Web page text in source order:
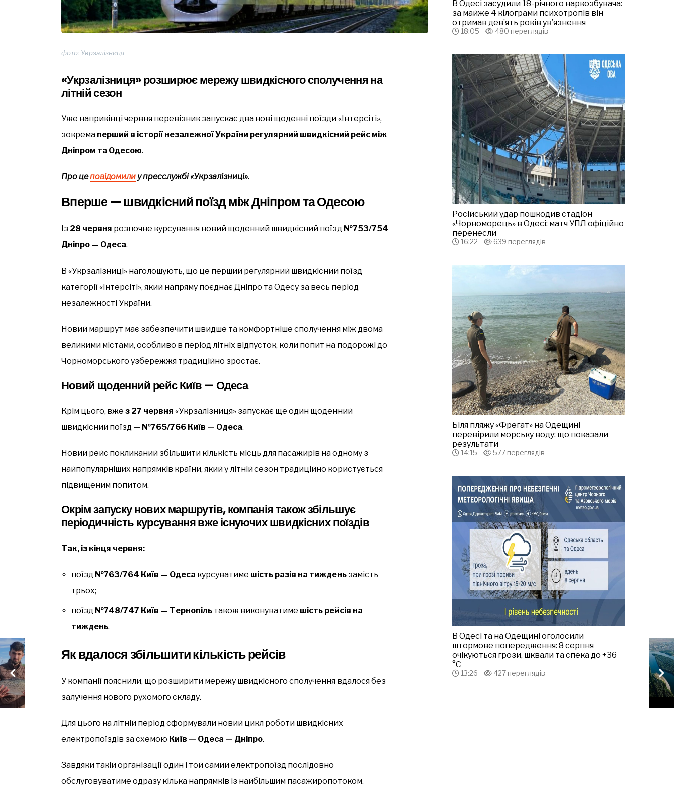
фото: Укрзалізниця
«Укрзалізниця» розширює мережу швидкісного сполучення на
літній сезон
Уже наприкінці червня перевізник запускає два нові щоденні поїзди «Інтерсіті»,
зокрема перший в історії незалежної України регулярний швидкісний рейс між
Дніпром та Одесою.
Про цеповідомили у пресслужбі «Укрзалізниці».
Вперше — швидкісний поїзд між Дніпром та Одесою
Із 28 червня розпочне курсування новий щоденний швидкісний поїзд №753/754
Дніпро — Одеса.
В «Укрзалізниці» наголошують, що це перший регулярний швидкісний поїзд
категорії «Інтерсіті», який напряму поєднає Дніпро та Одесу за весь період
незалежності України.
Новий маршрут має забезпечити швидше та комфортніше сполучення між двома
великими містами, особливо в період літніх відпусток, коли попит на подорожі до
Чорноморського узбережжя традиційно зростає.
Новий щоденний рейс Київ — Одеса
Крім цього, вже з 27 червня «Укрзалізниця» запускає ще один щоденний
швидкісний поїзд — №765/766 Київ — Одеса.
Новий рейс покликаний збільшити кількість місць для пасажирів на одному з
найпопулярніших напрямків країни, який у літній сезон традиційно користується
підвищеним попитом.
Окрім запуску нових маршрутів, компанія також збільшує
періодичність курсування вже існуючих швидкісних поїздів
Так, із кінця червня:
поїзд №763/764 Київ — Одеса курсуватиме шість разів на тиждень замість
трьох;
поїзд №748/747 Київ — Тернопіль також виконуватиме шість рейсів на
тиждень.
Як вдалося збільшити кількість рейсів
У компанії пояснили, що розширити мережу швидкісного сполучення вдалося без
залучення нового рухомого складу.
Для цього на літній період сформували новий цикл роботи швидкісних
електропоїздів за схемою Київ — Одеса — Дніпро.
Завдяки такій організації один і той самий електропоїзд послідовно
обслуговуватиме одразу кілька напрямків із найбільшим пасажиропотоком.
В Одесі засудили 18-річного наркозбувача:
за майже 4 кілограми психотропів він
отримав дев’ять років ув’язнення
18:05 480 переглядів
Російський удар пошкодив стадіон
«Чорноморець» в Одесі: матч УПЛ офіційно
перенесли
16:22 639 переглядів
Біля пляжу «Фрегат» на Одещині
перевірили морську воду: що показали
результати
14:15 577 переглядів
В Одесі та на Одещині оголосили
штормове попередження: 8 серпня
очікуються грози, шквали та спека до +36
°С
13:26 427 переглядів